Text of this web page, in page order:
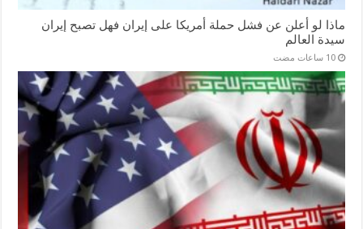
ماذا لو أعلن عن فشل حملة أمريكا على إيران فهل تصبح إيران
سيدة العالم
‏10 ساعات مضت